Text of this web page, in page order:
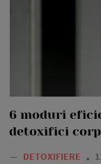
6 moduri
detoxifici
— DETOXIFIERE